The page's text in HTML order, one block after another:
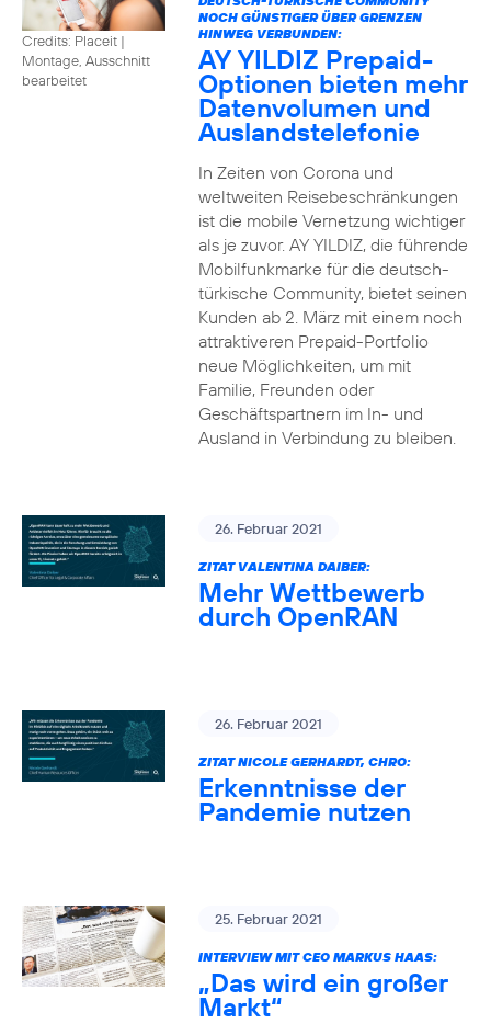
Credits: Placeit |
Montage, Ausschnitt
bearbeitet
NOCH GÜNSTIGER ÜBER GRENZEN
HINWEG VERBUNDEN:
AY YILDIZ Prepaid-
Optionen bieten mehr
Datenvolumen und
Auslandstelefonie
In Zeiten von Corona und
weltweiten Reisebeschränkungen
ist die mobile Vernetzung wichtiger
als je zuvor. AY YILDIZ, die führende
Mobilfunkmarke für die deutsch-
türkische Community, bietet seinen
Kunden ab 2. März mit einem noch
attraktiveren Prepaid-Portfolio
neue Möglichkeiten, um mit
Familie, Freunden oder
Geschäftspartnern im In- und
Ausland in Verbindung zu bleiben.
26. Februar 2021
ZITAT VALENTINA DAIBER:
Mehr Wettbewerb
durch OpenRAN
26. Februar 2021
ZITAT NICOLE GERHARDT, CHRO:
Erkenntnisse der
Pandemie nutzen
25. Februar 2021
INTERVIEW MIT CEO MARKUS HAAS:
„Das wird ein großer
Markt“